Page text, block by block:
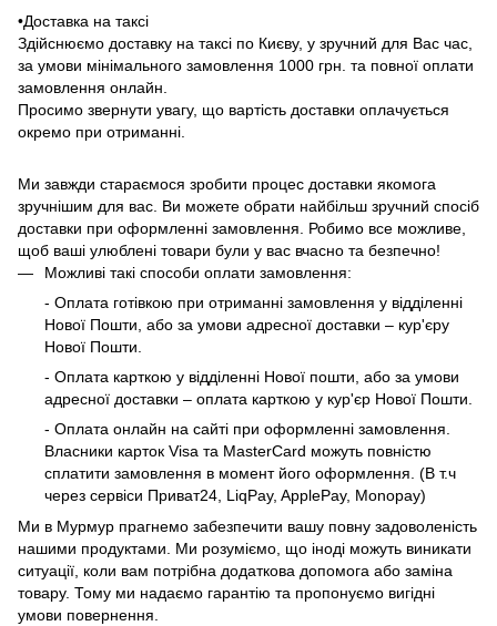
•Доставка на таксі
Здійснюємо доставку на таксі по Києву, у зручний для Вас час,
за умови мінімального замовлення 1000 грн. та повної оплати
замовлення онлайн.
Просимо звернути увагу, що вартість доставки оплачується
окремо при отриманні.
Ми завжди стараємося зробити процес доставки якомога
зручнішим для вас. Ви можете обрати найбільш зручний спосіб
доставки при оформленні замовлення. Робимо все можливе,
щоб ваші улюблені товари були у вас вчасно та безпечно!
Можливі такі способи оплати замовлення:
- Оплата готівкою при отриманні замовлення у відділенні
Нової Пошти, або за умови адресної доставки – кур'єру
Нової Пошти.
- Оплата карткою у відділенні Нової пошти, або за умови
адресної доставки – оплата карткою у кур'єр Нової Пошти.
- Оплата онлайн на сайті при оформленні замовлення.
Власники карток Visa та MasterCard можуть повністю
сплатити замовлення в момент його оформлення. (В т.ч
через сервіси Приват24, LiqPay, ApplePay, Monopay)
Ми в Мурмур прагнемо забезпечити вашу повну задоволеність
нашими продуктами. Ми розуміємо, що іноді можуть виникати
ситуації, коли вам потрібна додаткова допомога або заміна
товару. Тому ми надаємо гарантію та пропонуємо вигідні
умови повернення.